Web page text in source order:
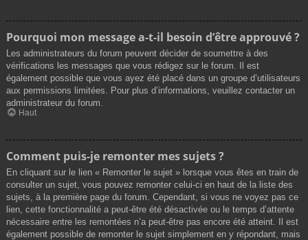
Pourquoi mon message a-t-il besoin d’être approuvé ?
Les administrateurs du forum peuvent décider de soumettre à des
vérifications les messages que vous rédigez sur le forum. Il est
également possible que vous ayez été placé dans un groupe d’utilisateurs
aux permissions limitées. Pour plus d’informations, veuillez contacter un
administrateur du forum.
Haut
Comment puis-je remonter mes sujets ?
En cliquant sur le lien « Remonter le sujet » lorsque vous êtes en train de
consulter un sujet, vous pouvez remonter celui-ci en haut de la liste des
sujets, à la première page du forum. Cependant, si vous ne voyez pas ce
lien, cette fonctionnalité a peut-être été désactivée ou le temps d’attente
nécessaire entre les remontées n’a peut-être pas encore été atteint. Il est
également possible de remonter le sujet simplement en y répondant, mais